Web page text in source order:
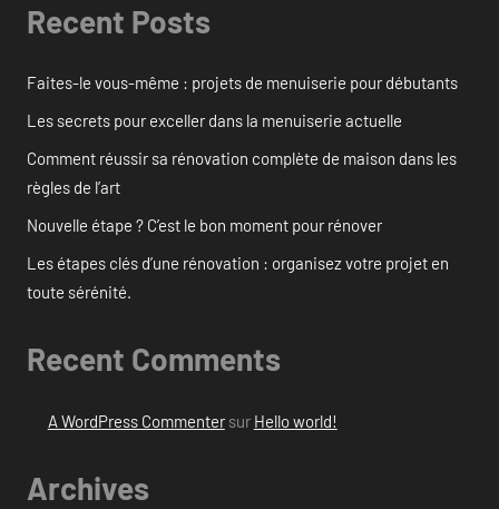
Recent Posts
Faites-le vous-même : projets de menuiserie pour débutants
Les secrets pour exceller dans la menuiserie actuelle
Comment réussir sa rénovation complète de maison dans les
règles de l’art
Nouvelle étape ? C’est le bon moment pour rénover
Les étapes clés d’une rénovation : organisez votre projet en
toute sérénité.
Recent Comments
A WordPress Commentersur Hello world!
Archives